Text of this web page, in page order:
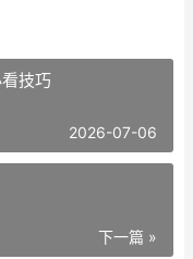
技巧
2026-07-06
下一篇 »